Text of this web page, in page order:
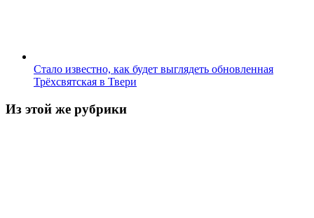
Стало известно, как будет выглядеть обновленная
Трёхсвятская в Твери
Из этой же рубрики